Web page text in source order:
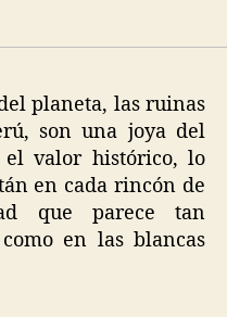
planeta, las ruinas
son una joya del
valor histórico, lo
en cada rincón de
que parece tan
en las blancas